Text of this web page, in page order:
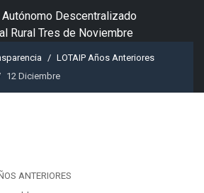
Autónomo Descentralizado
Rural Tres de Noviembre
LOTAIP Años Anteriores
12 Diciembre
ANTERIORES